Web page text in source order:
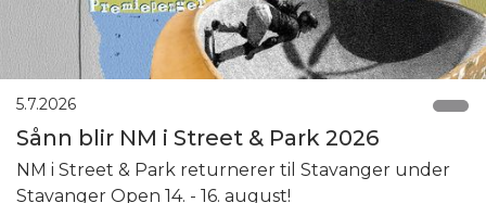
5.7.2026
Sånn blir NM i Street & Park 2026
NM i Street & Park returnerer til Stavanger under
Stavanger Open 14. - 16. august!